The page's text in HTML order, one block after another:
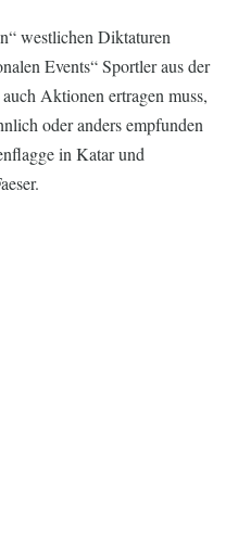
westlichen Diktaturen
Events“ Sportler aus der
Aktionen ertragen muss,
oder anders empfunden
in Katar und